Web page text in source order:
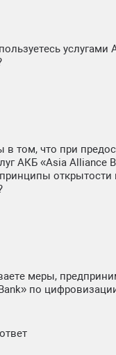
услугами
том, что при
АКБ «Asia Alliance
открытости
меры,
по